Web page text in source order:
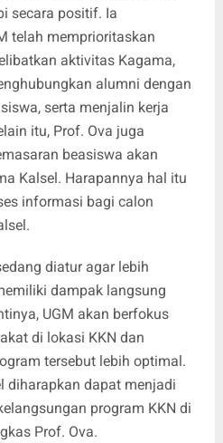
secara positif. Ia
telah memprioritaskan
aktivitas Kagama,
alumni dengan
serta menjalin kerja
itu, Prof. Ova juga
beasiswa akan
Kalsel. Harapannya hal itu
informasi bagi calon
diatur agar lebih
dampak langsung
UGM akan berfokus
di lokasi KKN dan
tersebut lebih optimal.
diharapkan dapat menjadi
program KKN di
Prof. Ova.